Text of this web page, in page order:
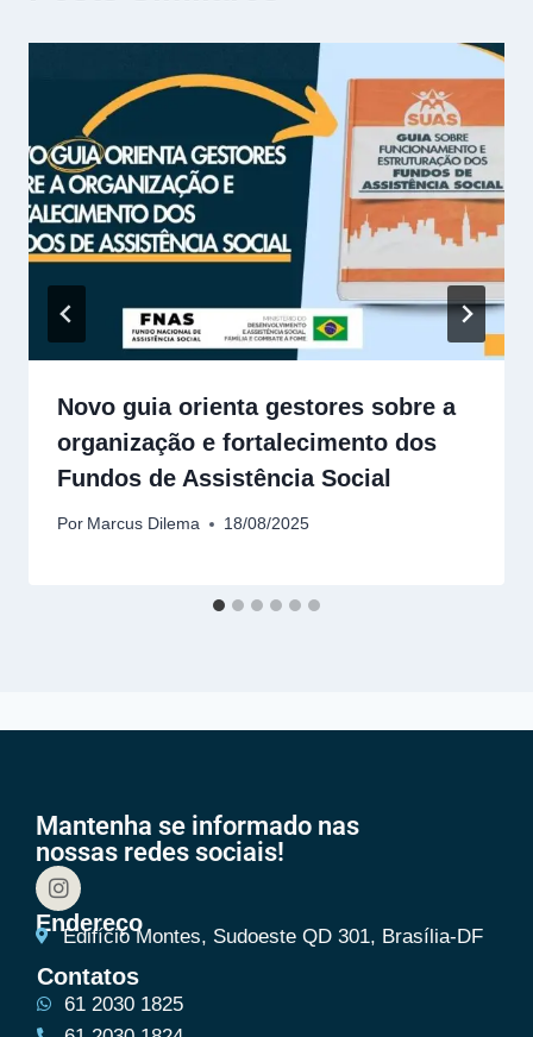
Novo guia orienta gestores sobre a
organização e fortalecimento dos
Fundos de Assistência Social
Por Marcus Dilema 18/08/2025
Mantenha se informado nas
nossas redes sociais!
Endereço
Edifício Montes, Sudoeste QD 301, Brasília-DF
Contatos
61 2030 1825